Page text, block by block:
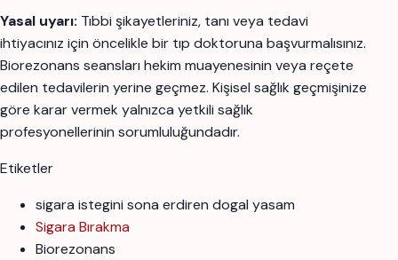
Yasal uyarı: Tıbbi şikayetleriniz, tanı veya tedavi
ihtiyacınız için öncelikle bir tıp doktoruna başvurmalısınız.
Biorezonans seansları hekim muayenesinin veya reçete
edilen tedavilerin yerine geçmez. Kişisel sağlık geçmişinize
göre karar vermek yalnızca yetkili sağlık
profesyonellerinin sorumluluğundadır.
Etiketler
sigara istegini sona erdiren dogal yasam
Sigara Bırakma
Biorezonans